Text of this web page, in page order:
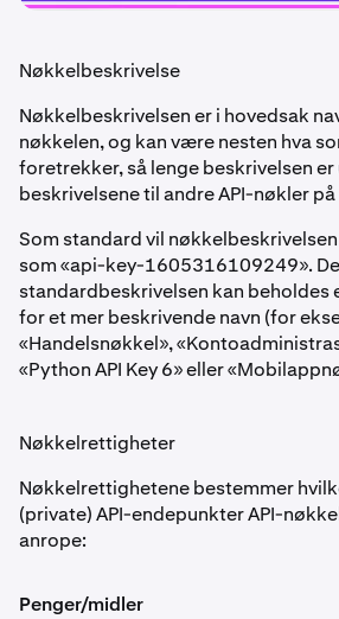
Nøkkelbeskrivelse
Nøkkelbeskrivelsen er i hovedsak
nøkkelen, og kan være nesten hva
foretrekker, så lenge beskrivelsen er
beskrivelsene til andre API-nøkler
Som standard vil
som «api-key-1605316109249».
standardbeskrivelsen kan beholdes
for et mer beskrivende navn (for
«Handelsnøkkel»,
«Python API Key 6» eller
Nøkkelrettigheter
Nøkkelrettighetene bestemmer
(private) API-endepunkter API-
anrope:
Penger/midler